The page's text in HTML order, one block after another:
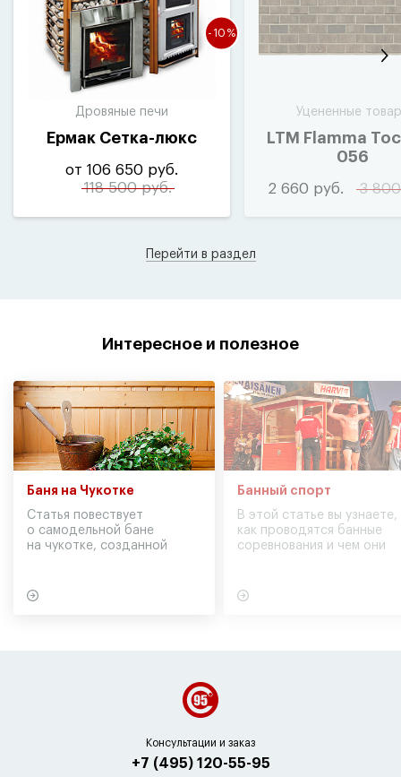
-10%
Дровяные печи
Ермак Сетка-люкс
от 106 650 руб.
118 500 руб.
Уцененные
LTM Flamma
056
2 660 руб. 3
Перейти в раздел
Интересное и полезное
Баня на Чукотке
Статья повествует
о самодельной бане
на чукотке, созданной
Банный спорт
В этой статье вы узнаете,
как проводятся банные
соревнования и чем они
Консультации и заказ
+7 (495) 120-55-95